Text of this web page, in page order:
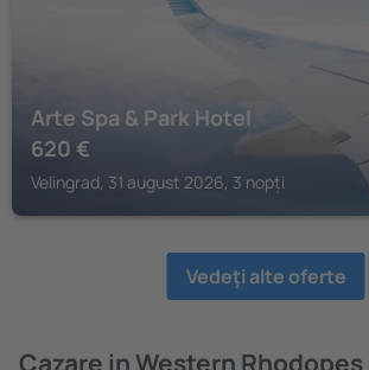
Arte Spa & Park Hotel
620 €
Velingrad, 31 august 2026, 3 nopți
Vedeţi alte oferte
Cazare in Western Rhodopes